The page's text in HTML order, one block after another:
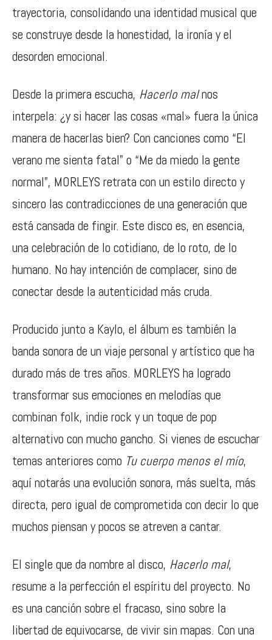
trayectoria, consolidando una identidad musical que
se construye desde la honestidad, la ironía y el
desorden emocional.
Desde la primera escucha, Hacerlo malnos
interpela: ¿y si hacer las cosas «mal» fuera la única
manera de hacerlas bien? Con canciones como “El
verano me sienta fatal” o “Me da miedo la gente
normal”, MORLEYS retrata con un estilo directo y
sincero las contradicciones de una generación que
está cansada de fingir. Este disco es, en esencia,
una celebración de lo cotidiano, de lo roto, de lo
humano. No hay intención de complacer, sino de
conectar desde la autenticidad más cruda.
Producido junto a Kaylo, el álbum es también la
banda sonora de un viaje personal y artístico que ha
durado más de tres años. MORLEYS ha logrado
transformar sus emociones en melodías que
combinan folk, indie rock y un toque de pop
alternativo con mucho gancho. Si vienes de escuchar
temas anteriores como Tu cuerpo menos el mío,
aquí notarás una evolución sonora, más suelta, más
directa, pero igual de comprometida con decir lo que
muchos piensan y pocos se atreven a cantar.
El single que da nombre al disco, Hacerlo mal,
resume a la perfección el espíritu del proyecto. No
es una canción sobre el fracaso, sino sobre la
libertad de equivocarse, de vivir sin mapas. Con una